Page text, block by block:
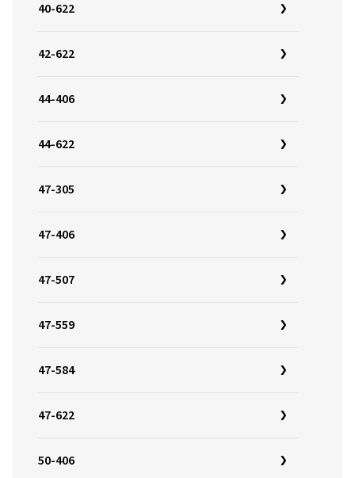
40-622
42-622
44-406
44-622
47-305
47-406
47-507
47-559
47-584
47-622
50-406